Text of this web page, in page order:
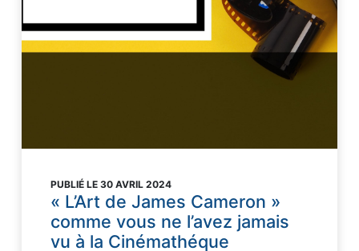
PUBLIÉ LE 30 AVRIL 2024
« L’Art de James Cameron »
comme vous ne l’avez jamais
vu à la Cinémathéque